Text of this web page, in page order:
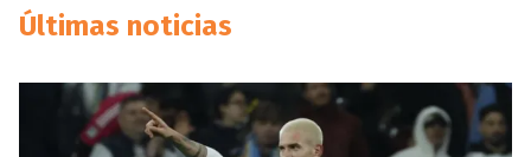
Últimas noticias